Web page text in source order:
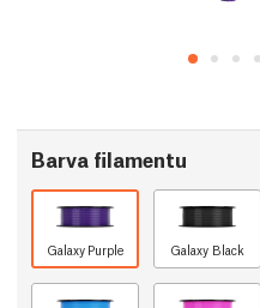
Barva filamentu
Galaxy Purple Galaxy Black